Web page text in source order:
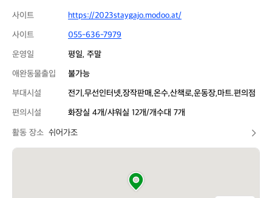
사이트
https://2023staygajo.modoo.at/
사이트
055-636-7979
운영일
평일, 주말
애완동물출입
불가능
부대시설
전기,무선인터넷,장작판매,온수,산책로,운동장,마트.편의점
편의시설
화장실 4개/샤워실 12개/개수대 7개
활동 장소 쉬어가조